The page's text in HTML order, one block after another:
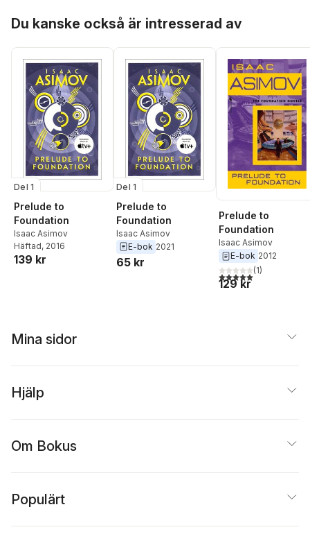
Du kanske också är intresserad av
Del 1
Prelude to
Foundation
Isaac Asimov
Häftad, 2016
139 kr
Del 1
Prelude to
Foundation
Isaac Asimov
E-bok 2021
65 kr
Prelude to
Foundation
Isaac Asimov
E-bok 2012
5,0utav 5 stjärnor.
(1)
129 kr
Mina sidor
Hjälp
Om Bokus
Populärt